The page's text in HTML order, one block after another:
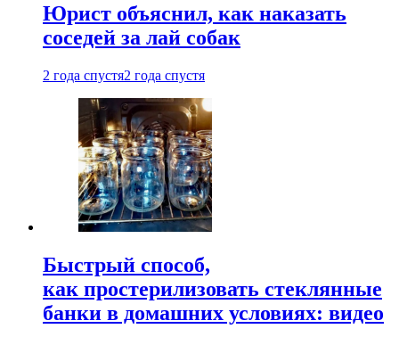
Юрист объяснил, как наказать
соседей за лай собак
2 года спустя2 года спустя
Быстрый способ,
как простерилизовать стеклянные
банки в домашних условиях: видео